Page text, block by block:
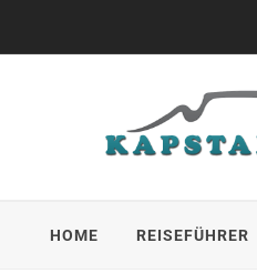
HOME REISEFÜHRER